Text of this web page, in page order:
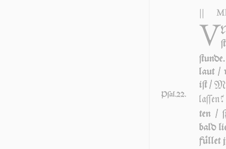
||
Pſal.22.
V
laut /
iſt /
laſ­ſen?
ten /
bald
fül­let